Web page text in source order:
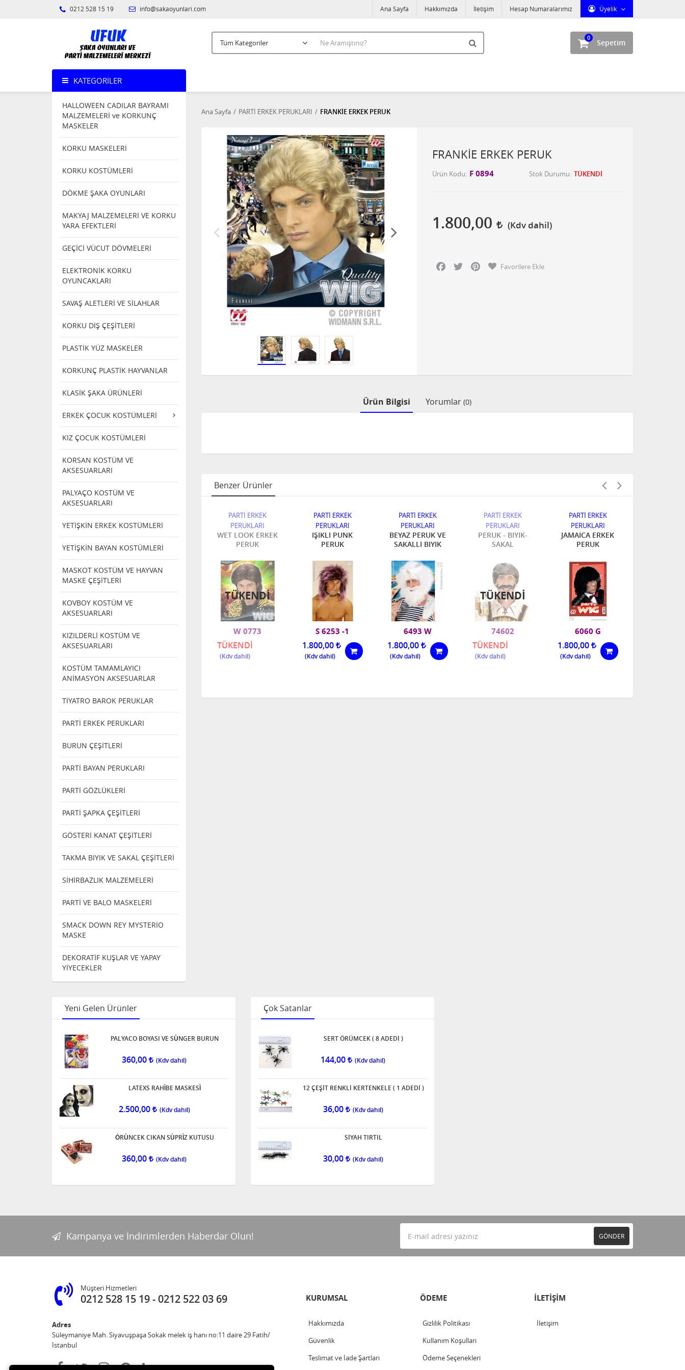
0212 528 15 19 info@sakaoyunlari.com Üyelik
Ana Sayfa Hakkımızda İletişim Hesap Numaralarımız
Sepetim
0
KATEGORILER
HALLOWEEN CADILAR BAYRAMI
MALZEMELERİ ve KORKUNÇ
MASKELER
KORKU MASKELERİ
KORKU KOSTÜMLERİ
DÖKME ŞAKA OYUNLARI
MAKYAJ MALZEMELERİ VE KORKU
YARA EFEKTLERİ
GEÇİCİ VÜCUT DÖVMELERİ
ELEKTRONİK KORKU
OYUNCAKLARI
SAVAŞ ALETLERİ VE SİLAHLAR
KORKU DİŞ ÇEŞİTLERİ
PLASTİK YÜZ MASKELER
KORKUNÇ PLASTİK HAYVANLAR
KLASİK ŞAKA ÜRÜNLERİ
ERKEK ÇOCUK KOSTÜMLERİ
KIZ ÇOCUK KOSTÜMLERİ
KORSAN KOSTÜM VE
AKSESUARLARI
PALYAÇO KOSTÜM VE
AKSESUARLARI
YETİŞKİN ERKEK KOSTÜMLERİ
YETİŞKİN BAYAN KOSTÜMLERİ
MASKOT KOSTÜM VE HAYVAN
MASKE ÇEŞİTLERİ
KOVBOY KOSTÜM VE
AKSESUARLARI
KIZILDERLİ KOSTÜM VE
AKSESUARLARI
KOSTÜM TAMAMLAYICI
ANİMASYON AKSESUARLAR
TİYATRO BAROK PERUKLAR
PARTİ ERKEK PERUKLARI
BURUN ÇEŞİTLERİ
PARTİ BAYAN PERUKLARI
PARTİ GÖZLÜKLERİ
PARTİ ŞAPKA ÇEŞİTLERİ
GÖSTERİ KANAT ÇEŞİTLERİ
TAKMA BIYIK VE SAKAL ÇEŞİTLERİ
SİHİRBAZLIK MALZEMELERİ
PARTİ VE BALO MASKELERİ
SMACK DOWN REY MYSTERİO
MASKE
DEKORATİF KUŞLAR VE YAPAY
YİYECEKLER
Ana Sayfa PARTİ ERKEK PERUKLARI FRANKİE ERKEK PERUK
FRANKİE ERKEK PERUK
Ürün Kodu F 0894 Stok Durumu TÜKENDİ
1.800,00
Facebook
Twitter PinterestFavorilere Ekle
Ürün Bilgisi Yorumlar (0)
Benzer Ürünler
PARTİ ERKEK
PERUKLARI
MEDİEVAL ERKEK
PERUK
63401
TÜKENDİ
TÜKENDI
PARTİ ERKEK
PERUKLARI
ERKEK BIYIK VE
PERUK
PARTİ ERKEK
PERUKLARI
WET LOOK ERKEK
PERUK
W 0773
TÜKENDİ
TÜKENDI
PARTİ ERKEK
PERUKLARI
IŞIKLI PUNK
PERUK
S 6253 -1
1.800,00
PARTİ ERKEK
PERUKLARI
BEYAZ PERUK VE
SAKALLI BIYIK
6493 W
1.800,00
PARTİ ERKEK
PERUKLARI
PERUK - BIYIK-
SAKAL
74602
TÜKENDİ
TÜKENDI
PARTİ ERKEK
PERUKLARI
JAMAICA ERKEK
PERUK
6060 G
1.800,00
Yeni Gelen Ürünler
PALYACO BOYASI VE SÙNGER BURUN
360,00
LATEXS RAHÌBE MASKESÌ
2.500,00
ÒRÙNCEK CIKAN SÙPRÌZ KUTUSU
360,00
Çok Satanlar
SERT ÖRÜMCEK ( 8 ADEDİ )
144,00
12 ÇEŞİT RENKLİ KERTENKELE ( 1 ADEDİ )
36,00
SİYAH TIRTIL
30,00
Kampanya ve İndirimlerden Haberdar Olun! GÖNDER
Müşteri Hizmetleri
0212 528 15 19 0212 522 03 69
Adres
Süleymaniye Mah. Siyavuşpaşa Sokak melek iş hanı no:11 daire 29 Fatih/
İstanbul
KURUMSAL
Hakkımızda
Güvenlik
Teslimat ve İade Şartları
ÖDEME
Gizlilik Politikası
Kullanım Koşulları
Ödeme Seçenekleri
İLETİŞİM
İletişim